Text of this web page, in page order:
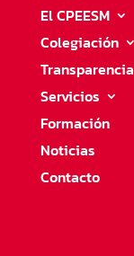
El CPEESM
Colegiación
Transparencia
Servicios
Formación
Noticias
Contacto